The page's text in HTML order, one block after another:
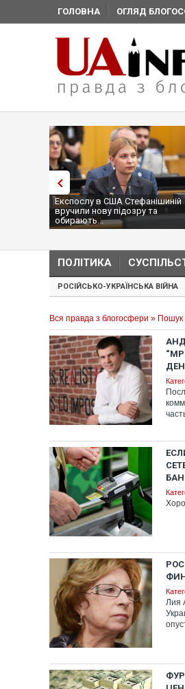
ГОЛОВНА ОГЛЯД
Експослу в США Стефанішиній
вручили нову підозру та
обирають...
ПОЛІТИКА
РОСІЙСЬКО-УКРАЇНСЬКА ВІЙНА
Вся правда з блогосфери » Пошук
Лия